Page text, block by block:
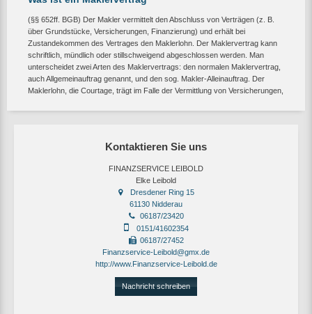
Kontaktieren Sie uns
FINANZSERVICE LEIBOLD
Elke Leibold
Dresdener Ring 15
61130 Nidderau
06187/23420
0151/41602354
06187/27452
Finanzservice-Leibold@gmx.de
http://www.Finanzservice-Leibold.de
Nachricht schreiben
(§§ 652ff. BGB) Der Makler vermittelt den Abschluss von Verträgen (z. B.
über Grundstücke, Versicherungen, Finanzierung) und erhält bei
Zustandekommen des Vertrages den Maklerlohn. Der Maklervertrag kann
schriftlich, mündlich oder stillschweigend abgeschlossen werden. Man
unterscheidet zwei Arten des Maklervertrags: den normalen Maklervertrag,
auch Allgemeinauftrag genannt, und den sog. Makler-Alleinauftrag. Der
Maklerlohn, die Courtage, trägt im Falle der Vermittlung von Versicherungen,